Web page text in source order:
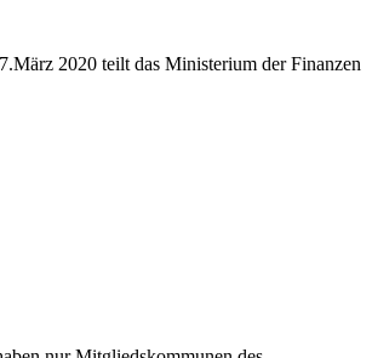
2020 teilt das Ministerium der Finanzen